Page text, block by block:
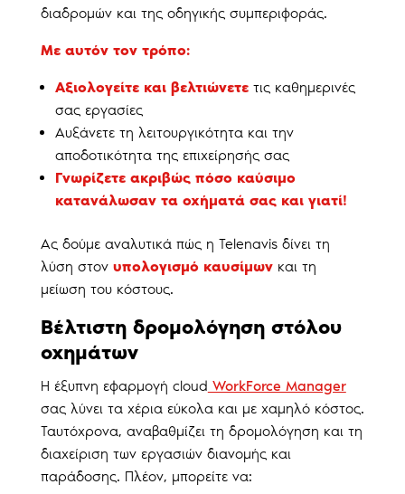
διαδρομών και της οδηγικής συμπεριφοράς.
Με αυτόν τον τρόπο:
Αξιολογείτε και βελτιώνετε τις καθημερινές
σας εργασίες
Αυξάνετε τη λειτουργικότητα και την
αποδοτικότητα της επιχείρησής σας
Γνωρίζετε ακριβώς πόσο καύσιμο
κατανάλωσαν τα οχήματά σας και γιατί!
Ας δούμε αναλυτικά πώς η Telenavis δίνει τη
λύση στον υπολογισμό καυσίμωνκαι τη
μείωση του κόστους.
Bέλτιστη δρομολόγηση στόλου
οχημάτων
Η έξυπνη εφαρμογή cloud WorkForce Manager
σας λύνει τα χέρια εύκολα και με χαμηλό κόστος.
Ταυτόχρονα, αναβαθμίζει τη δρομολόγηση και τη
διαχείριση των εργασιών διανομής και
παράδοσης. Πλέον, μπορείτε να: